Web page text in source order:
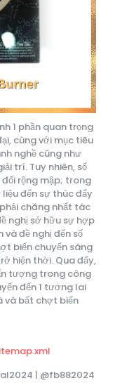
1 phần quan trọng
cùng với mục tiêu
nghề cũng như
trí. Tuy nhiên, số
rộng mập; trong
đến sự thúc đẩy
chăng nhất tác
nghị sở hữu sự hợp
đề nghị đến số
biến chuyển sáng
hiện thời. Qua đấy,
tượng trong công
đến 1 tương lai
và bất chợt biến
| @fb882024